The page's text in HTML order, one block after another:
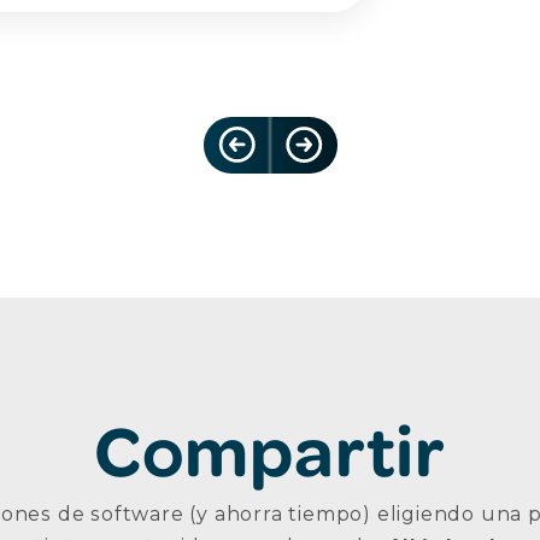
Compartir
de software (y ahorra tiempo) eligiendo una